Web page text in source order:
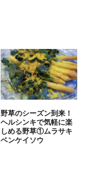
野草のシーズン到来！
ヘルシンキで気軽に楽
しめる野草①ムラサキ
ベンケイソウ